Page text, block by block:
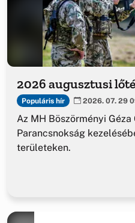
2026 augusztusi
Populáris hír 2026. 07. 29
Az MH Böszörményi
Parancsnokság
területeken.